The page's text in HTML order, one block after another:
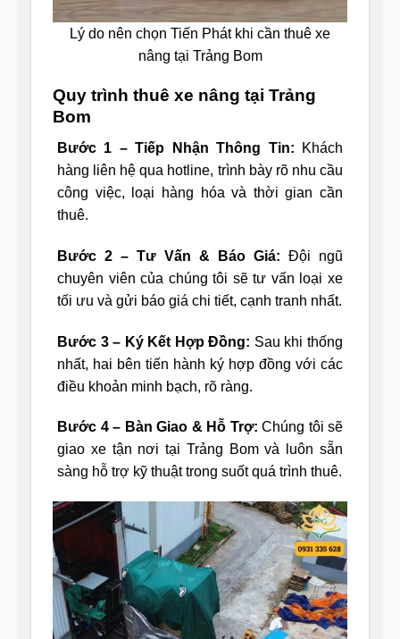
Lý do nên chọn Tiến Phát khi cần thuê xe
nâng tại Trảng Bom
Quy trình thuê xe nâng tại Trảng
Bom
Bước 1 – Tiếp Nhận Thông Tin: Khách
hàng liên hệ qua hotline, trình bày rõ nhu cầu
công việc, loại hàng hóa và thời gian cần
thuê.
Bước 2 – Tư Vấn & Báo Giá: Đội ngũ
chuyên viên của chúng tôi sẽ tư vấn loại xe
tối ưu và gửi báo giá chi tiết, cạnh tranh nhất.
Bước 3 – Ký Kết Hợp Đồng: Sau khi thống
nhất, hai bên tiến hành ký hợp đồng với các
điều khoản minh bạch, rõ ràng.
Bước 4 – Bàn Giao & Hỗ Trợ: Chúng tôi sẽ
giao xe tận nơi tại Trảng Bom và luôn sẵn
sàng hỗ trợ kỹ thuật trong suốt quá trình thuê.